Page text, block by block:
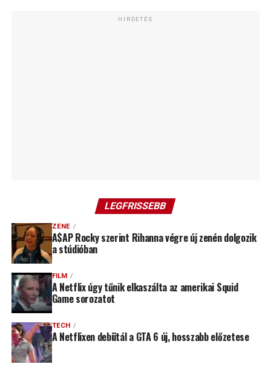
HIRDETÉS
LEGFRISSEBB
ZENE
A$AP Rocky szerint Rihanna végre új zenén dolgozik
a stúdióban
FILM
A Netflix úgy tűnik elkaszálta az amerikai Squid
Game sorozatot
TECH
A Netflixen debütál a GTA 6 új, hosszabb előzetese